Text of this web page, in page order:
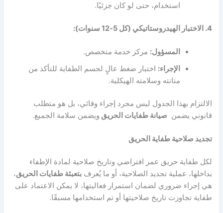
استخدام، حتى لو كان جزئيًا.
4. الاختبار الهيدروستاتيكي (كل 5-12 سنوات):
المسؤول: مركز خدمة متخصص.
الإجراء: اختبار ضغط عالٍ لجسم الطفاية للتأكد من
متانته وسلامته الهيكلية.
الالتزام بهذا الجدول ليس مجرد إجراء وقائي، بل هو متطلب
قانوني يضمن صيانة طفايات الحريق ويضمن سلامة الجميع.
تجديد صلاحية طفاية الحريق
لكل طفاية حريق عمر افتراضي وتاريخ صلاحية لمادة الإطفاء
بداخلها، عملية تجديد الصلاحية، أو ما يُعرفبتعبئة طفايات الحريق،
هي إجراء ضروري لضمان استمرار فعاليتها، لا يمكن الاعتماد على
طفاية تجاوزت تاريخ صلاحيتها أو تم استخدامها مسبقًا.